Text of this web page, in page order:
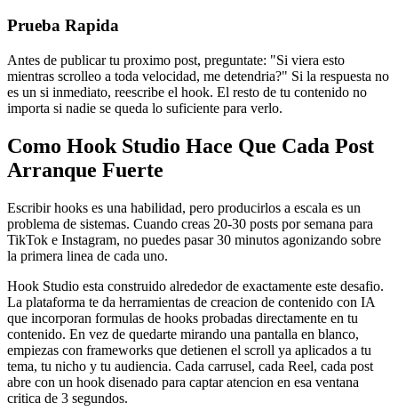
Prueba Rapida
Antes de publicar tu proximo post, preguntate: "Si viera esto
mientras scrolleo a toda velocidad, me detendria?" Si la respuesta no
es un si inmediato, reescribe el hook. El resto de tu contenido no
importa si nadie se queda lo suficiente para verlo.
Como Hook Studio Hace Que Cada Post
Arranque Fuerte
Escribir hooks es una habilidad, pero producirlos a escala es un
problema de sistemas. Cuando creas 20-30 posts por semana para
TikTok e Instagram, no puedes pasar 30 minutos agonizando sobre
la primera linea de cada uno.
Hook Studio esta construido alrededor de exactamente este desafio.
La plataforma te da herramientas de creacion de contenido con IA
que incorporan formulas de hooks probadas directamente en tu
contenido. En vez de quedarte mirando una pantalla en blanco,
empiezas con frameworks que detienen el scroll ya aplicados a tu
tema, tu nicho y tu audiencia. Cada carrusel, cada Reel, cada post
abre con un hook disenado para captar atencion en esa ventana
critica de 3 segundos.